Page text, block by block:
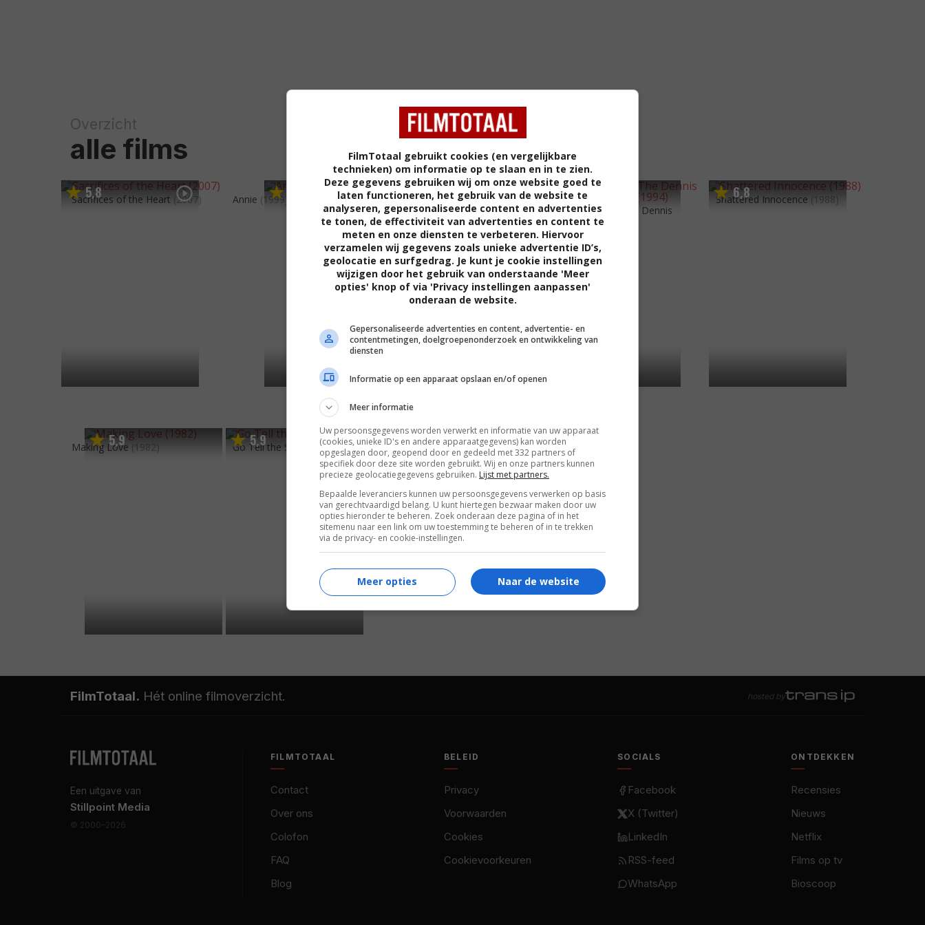
Overzicht
alle films
5,8
Sacrifices of the Heart (2007) Annie (1999) 6 6
Cab to Canada (1998) 62
Rise and Walk: The Dennis
Byrd Story
6,8
Shattered Innocence (1988)
5,9
Making Love (1982) 5,9
Go Tell the Spartans (1978)
FilmTotaal. Hét online filmoverzicht. hosted by
Een uitgave van
Stillpoint Media
© 2000–2026
FILMTOTAAL
Contact
Over ons
Colofon
FAQ
Blog
BELEID
Privacy
Voorwaarden
Cookies
Cookievoorkeuren
SOCIALS
Facebook
X (Twitter)
LinkedIn
RSS-feed
WhatsApp
ONTDEKKEN
Recensies
Nieuws
Netflix
Films op tv
Bioscoop
FilmTotaal gebruikt cookies (en vergelijkbare
technieken) om informatie op te slaan en in te zien.
Deze gegevens gebruiken wij om onze website goed te
laten functioneren, het gebruik van de website te
analyseren, gepersonaliseerde content en advertenties
te tonen, de effectiviteit van advertenties en content te
meten en onze diensten te verbeteren. Hiervoor
verzamelen wij gegevens zoals unieke advertentie ID’s,
geolocatie en surfgedrag. Je kunt je cookie instellingen
wijzigen door het gebruik van onderstaande 'Meer
opties' knop of via 'Privacy instellingen aanpassen'
onderaan de website.
Gepersonaliseerde advertenties en content, advertentie- en
contentmetingen, doelgroepenonderzoek en ontwikkeling van
diensten
Informatie op een apparaat opslaan en/of openen
Meer informatie
Uw persoonsgegevens worden verwerkt en informatie van uw apparaat
(cookies, unieke ID's en andere apparaatgegevens) kan worden
opgeslagen door, geopend door en gedeeld met 332 partners of
specifiek door deze site worden gebruikt. Wij en onze partners kunnen
precieze geolocatiegegevens gebruiken. Lijst met partners.
Bepaalde leveranciers kunnen uw persoonsgegevens verwerken op basis
van gerechtvaardigd belang. U kunt hiertegen bezwaar maken door uw
opties hieronder te beheren. Zoek onderaan deze pagina of in het
sitemenu naar een link om uw toestemming te beheren of in te trekken
via de privacy- en cookie-instellingen.
Naar de website
Meer opties